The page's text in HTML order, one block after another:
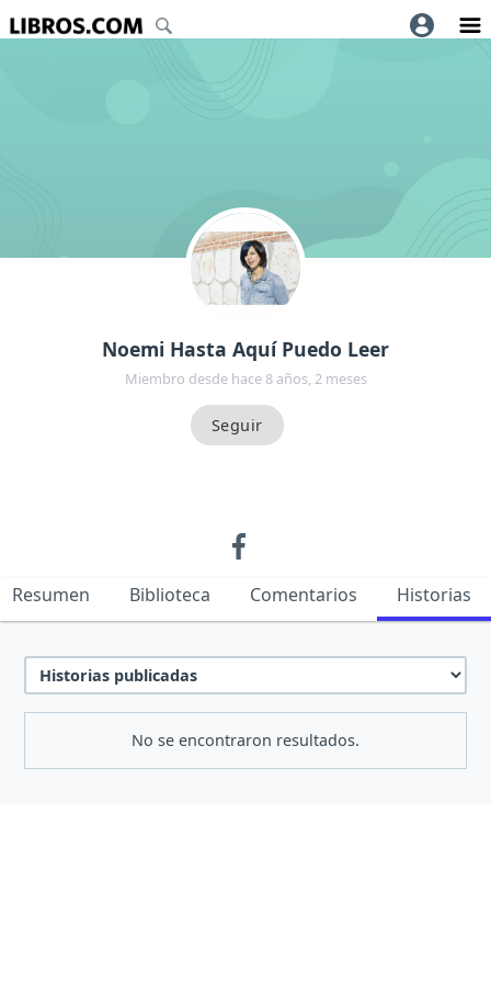
Noemi Hasta Aquí Puedo Leer
Miembro desde hace 8 años, 2 meses
Resumen Biblioteca Comentarios Historias
No se encontraron resultados.